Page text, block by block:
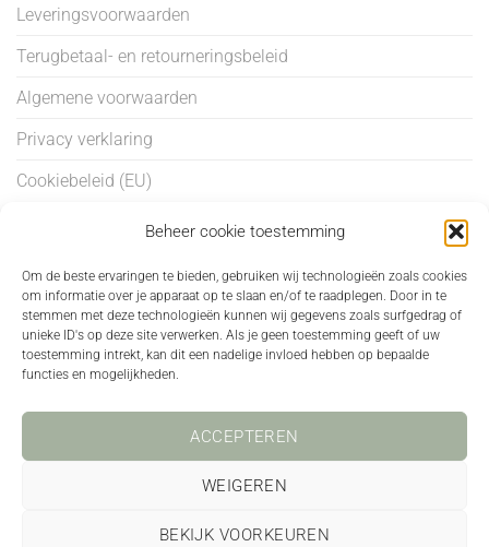
Beheer cookie toestemming
Om de beste ervaringen te bieden, gebruiken wij technologieën zoals cookies
om informatie over je apparaat op te slaan en/of te raadplegen. Door in te
stemmen met deze technologieën kunnen wij gegevens zoals surfgedrag of
unieke ID's op deze site verwerken. Als je geen toestemming geeft of uw
toestemming intrekt, kan dit een nadelige invloed hebben op bepaalde
functies en mogelijkheden.
ACCEPTEREN
WEIGEREN
BEKIJK VOORKEUREN
Leveringsvoorwaarden
Terugbetaal- en retourneringsbeleid
Algemene voorwaarden
Privacy verklaring
Cookiebeleid (EU)
BEHANDELINGEN
Anti-aging
Grove Poriën